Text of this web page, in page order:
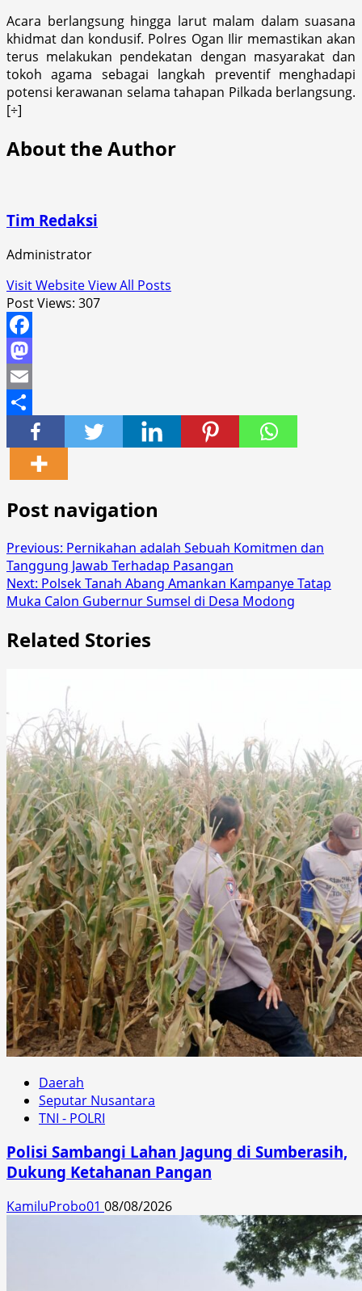
Acara berlangsung hingga larut malam dalam suasana
khidmat dan kondusif. Polres Ogan Ilir memastikan akan
terus melakukan pendekatan dengan masyarakat dan
tokoh agama sebagai langkah preventif menghadapi
potensi kerawanan selama tahapan Pilkada berlangsung.
[÷]
About the Author
Tim Redaksi
Administrator
Visit WebsiteView All Posts
Post Views: 307
Facebook
Mastodon
Email
Share
Post navigation
Previous: Pernikahan adalah Sebuah Komitmen dan
Tanggung Jawab Terhadap Pasangan
Next: Polsek Tanah Abang Amankan Kampanye Tatap
Muka Calon Gubernur Sumsel di Desa Modong
Related Stories
Daerah
Seputar Nusantara
TNI - POLRI
Polisi Sambangi Lahan Jagung di Sumberasih,
Dukung Ketahanan Pangan
KamiluProbo01 08/08/2026